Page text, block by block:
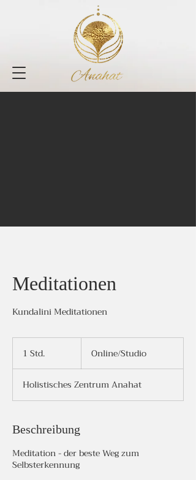
Meditationen
Kundalini Meditationen
1 Std.
S
d
Online/Studio
Holistisches Zentrum Anahat
Beschreibung
Meditation - der beste Weg zum
Selbsterkennung